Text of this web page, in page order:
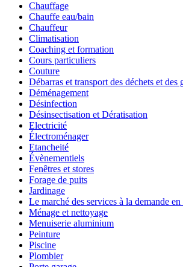
Chauffage
Chauffe eau/bain
Chauffeur
Climatisation
Coaching et formation
Cours particuliers
Couture
Débarras et transport des déchets et des
Déménagement
Désinfection
Désinsectisation et Dératisation
Electricité
Électroménager
Etancheité
Évènementiels
Fenêtres et stores
Forage de puits
Jardinage
Le marché des services à la demande
Ménage et nettoyage
Menuiserie aluminium
Peinture
Piscine
Plombier